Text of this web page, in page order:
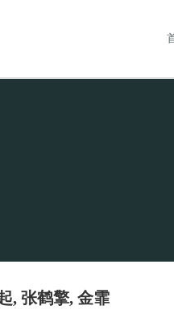
, 张鹤擎, 金霏